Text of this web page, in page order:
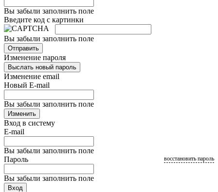
Вы забыли заполнить поле
Введите код с картинки
Вы забыли заполнить поле
Отправить
Изменение пароля
Выслать новый пароль
Изменение email
Новый E-mail
Вы забыли заполнить поле
Изменить
Вход в систему
E-mail
Вы забыли заполнить поле
Пароль
Вы забыли заполнить поле
восстановить пароль
Вход